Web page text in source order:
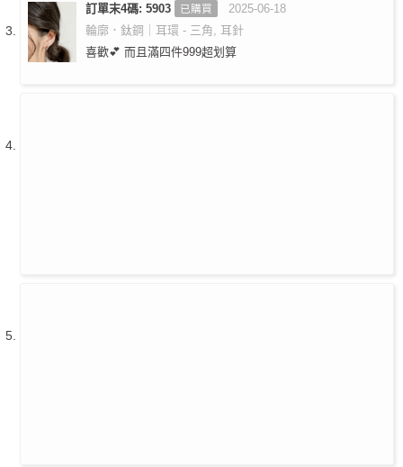
評分5滿
分 5
訂單末4碼: 5903 已購買
2025-06-18
輪廓．鈦鋼｜耳環 - 三角, 耳針
喜歡💕 而且滿四件999超划算